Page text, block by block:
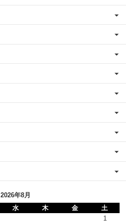
2026年8月
水 木 金
土
1